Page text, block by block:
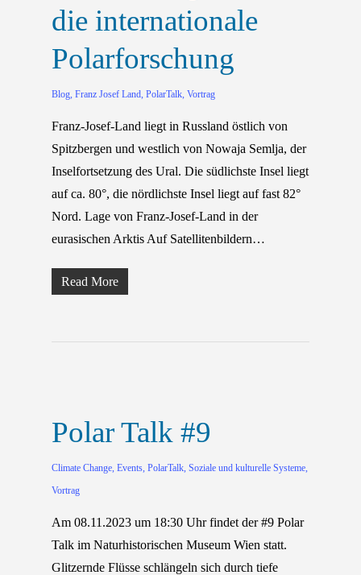
die internationale
Polarforschung
Blog Franz Josef Land PolarTalk Vortrag
Franz-Josef-Land liegt in Russland östlich von
Spitzbergen und westlich von Nowaja Semlja, der
Inselfortsetzung des Ural. Die südlichste Insel liegt
auf ca. 80°, die nördlichste Insel liegt auf fast 82°
Nord. Lage von Franz-Josef-Land in der
eurasischen Arktis Auf Satellitenbildern…
Read More
Polar Talk #9
Climate Change Events PolarTalk Soziale und kulturelle Systeme
Vortrag
Am 08.11.2023 um 18:30 Uhr findet der #9 Polar
Talk im Naturhistorischen Museum Wien statt.
Glitzernde Flüsse schlängeln sich durch tiefe